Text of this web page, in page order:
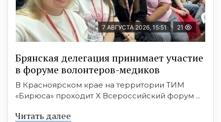
7 АВГУСТА 2026, 15:51 21
Брянская делегация принимает участие
в форуме волонтеров-медиков
В Красноярском крае на территории ТИМ
«Бирюса» проходит X Всероссийский форум ...
Читать далее